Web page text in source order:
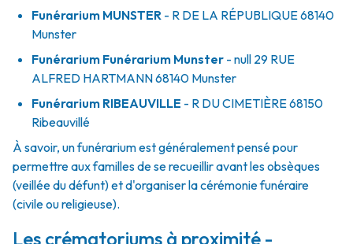
Funérarium MUNSTER - R DE LA RÉPUBLIQUE68140
Munster
Funérarium Funérarium Munster - null 29 RUE
ALFRED HARTMANN68140 Munster
Funérarium RIBEAUVILLE - R DU CIMETIÈRE68150
Ribeauvillé
À savoir, un funérarium est généralement pensé pour
permettre aux familles de se recueillir avant les obsèques
(veillée du défunt) et d'organiser la cérémonie funéraire
(civile ou religieuse).
Les crématoriums à proximité -